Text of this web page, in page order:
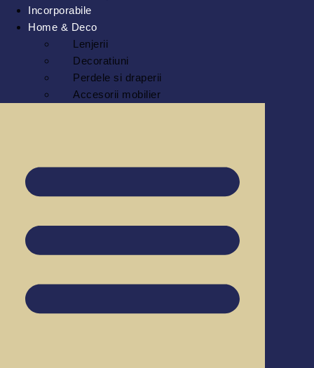
Incorporabile
Home & Deco
Lenjerii
Decoratiuni
Perdele si draperii
Accesorii mobilier